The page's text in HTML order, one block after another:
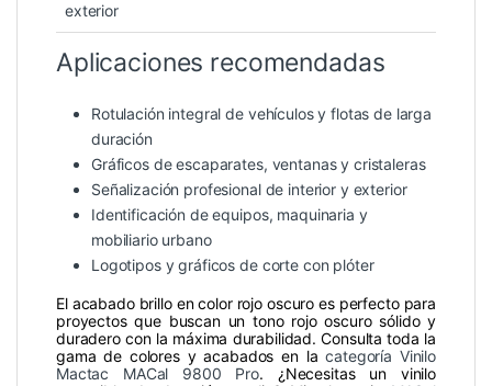
exterior
Aplicaciones recomendadas
Rotulación integral de vehículos y flotas de larga
duración
Gráficos de escaparates, ventanas y cristaleras
Señalización profesional de interior y exterior
Identificación de equipos, maquinaria y
mobiliario urbano
Logotipos y gráficos de corte con plóter
El acabado brillo en color rojo oscuro es perfecto para
proyectos que buscan un tono rojo oscuro sólido y
duradero con la máxima durabilidad. Consulta toda la
gama de colores y acabados en lacategoría Vinilo
Mactac MACal 9800 Pro. ¿Necesitas un vinilo